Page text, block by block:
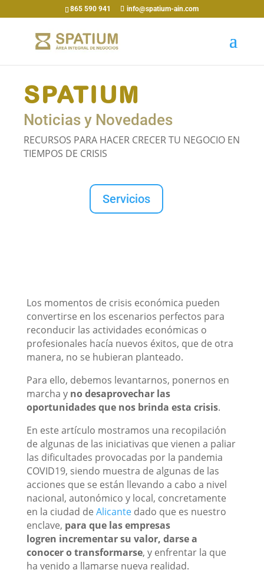
865 590 941 info@spatium-ain.com
SPATIUM
Noticias y Novedades
RECURSOS PARA HACER CRECER TU NEGOCIO EN
TIEMPOS DE CRISIS
Servicios
Los momentos de crisis económica pueden
convertirse en los escenarios perfectos para
reconducir las actividades económicas o
profesionales hacía nuevos éxitos, que de otra
manera, no se hubieran planteado.
Para ello, debemos levantarnos, ponernos en
marcha y no desaprovechar las
oportunidades que nos brinda esta crisis.
En este artículo mostramos una recopilación
de algunas de las iniciativas que vienen a paliar
las dificultades provocadas por la pandemia
COVID19, siendo muestra de algunas de las
acciones que se están llevando a cabo a nivel
nacional, autonómico y local, concretamente
en la ciudad de Alicantedado que es nuestro
enclave, para que las empresas
logren incrementar su valor, darse a
conocer o transformarse, y enfrentar la que
ha venido a llamarse nueva realidad.